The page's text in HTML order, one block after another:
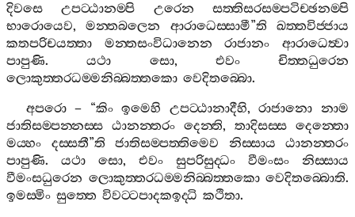
දිවසෙ
උපට‍්ඨානම‍්පි උරෙන
සත‍්තිසරසම‍්පටිච‍්ඡනම‍්පි
භාරොයෙව,මන‍්තබලෙන ආරාධෙස‍්සාමී”ති
ඛත‍්තවිජ‍්ජාය
කතපරිචයත‍්තා
මන‍්තසංවිධානෙන රාජානං
ආරාධෙත්‍වා
පාපුණි.යථා සො, එවං
චිත‍්තධුරෙන
ලොකුත‍්තරධම‍්මනිබ‍්බත‍්තකො වෙදිතබ‍්බො.
අපරො– “කිං ඉමෙහි උපට‍්ඨානාදීහි,රාජානො නාම
ජාතිසම‍්පන‍්නස‍්ස ඨානන‍්තරං දෙන‍්ති, තාදිසස‍්ස දෙන‍්තො
මය‍්හං
දස‍්සතී”ති ජාතිසම‍්පත‍්තිමෙව නිස‍්සාය
ඨානන‍්තරං
පාපුණි. යථා සො, එවං සුපරිසුද‍්ධං වීමංසං
නිස‍්සාය
වීමංසධුරෙන ලොකුත‍්තරධම‍්මනිබ‍්බත‍්තකො වෙදිතබ‍්බොති.
ඉමස‍්මිං සුත‍්තෙ විවට‍්ටපාදකඉද‍්ධි කථිතා.